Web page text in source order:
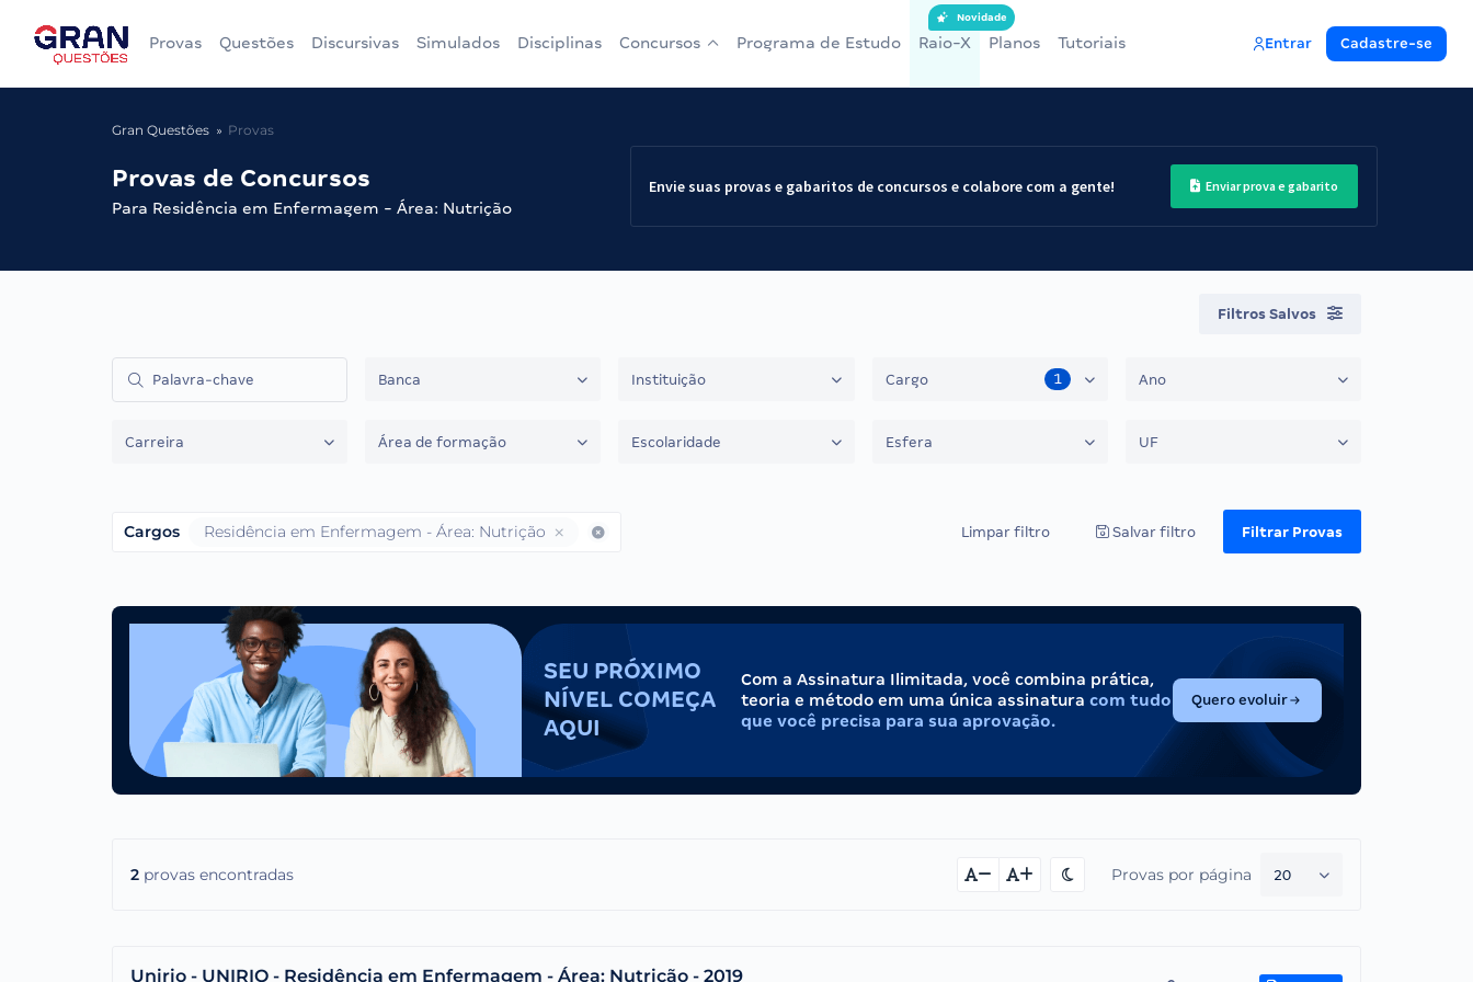
Provas Questões Discursivas Simulados Disciplinas Concursos Programa de Estudo Raio-X
Novidade
Planos Tutoriais Entrar Cadastre-se
Gran Questões Provas
Provas de Concursos
Para Residência em Enfermagem - Área: Nutrição
Envie suas provas e gabaritos de concursos e colabore com a gente! Enviar prova e gabarito
Filtros Salvos
Banca Instituição Cargo 1 Ano
Carreira Área de formação Escolaridade Esfera UF
Cargos Residência em Enfermagem - Área: Nutrição Limpar filtro Salvar filtro Filtrar Provas
SEU PRÓXIMO
NÍVEL COMEÇA
AQUI
Com a Assinatura Ilimitada, você combina prática,
teoria e método em uma única assinatura com tudo
que você precisa para sua aprovação.
Quero evoluir(abre em nova aba)
2 provas encontradas Provas por página 20
Unirio - UNIRIO - Residência em Enfermagem - Área: Nutrição - 2019